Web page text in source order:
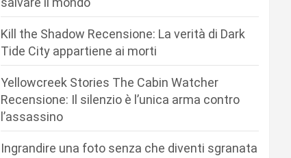
Kill the Shadow Recensione: La verità di Dark
Tide City appartiene ai morti
Yellowcreek Stories The Cabin Watcher
Recensione: Il silenzio è l’unica arma contro
l’assassino
Ingrandire una foto senza che diventi sgranata